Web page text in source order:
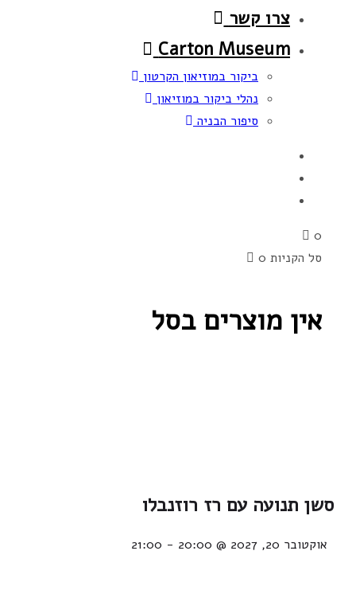
צרו קשר
Carton Museum
ביקור במוזיאון הקרטון
נהלי ביקור במוזיאון
סיפור הבניה
0
סל הקניות 0
אין מוצרים בסל
סשן תנועה עם רז רוזנבלו
אוקטובר 20, 2027 @ 20:00 -
21:00